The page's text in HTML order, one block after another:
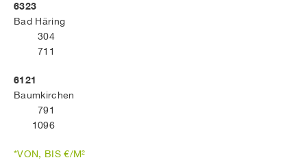
6323
Bad Häring
304
711
6121
Baumkirchen
791
1096
*VON, BIS €/M²